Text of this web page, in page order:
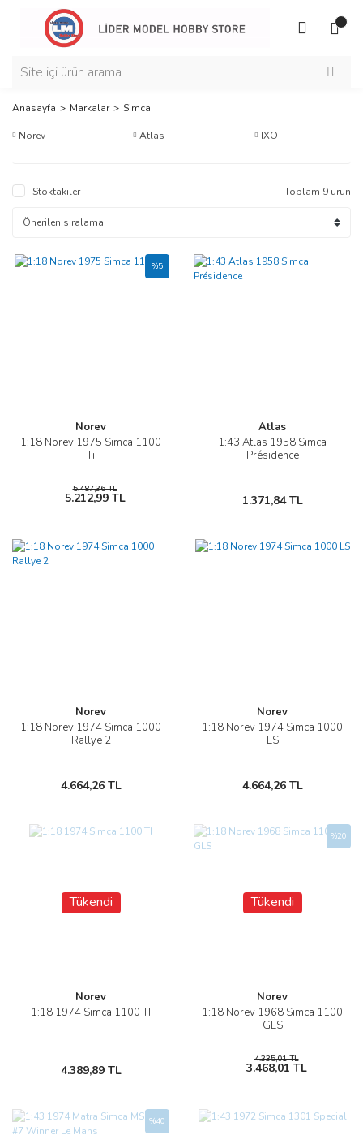
Anasayfa Markalar Simca
Norev Atlas IXO
Stoktakiler Toplam 9 ürün
Norev
1:18 Norev 1975 Simca 1100
Ti
%5
5.487,36 TL
5.212,99 TL
Atlas
1:43 Atlas 1958 Simca
Présidence
1.371,84 TL
Norev
1:18 Norev 1974 Simca 1000
Rallye 2
4.664,26 TL
Norev
1:18 Norev 1974 Simca 1000
LS
4.664,26 TL
Tükendi
Norev
1:18 1974 Simca 1100 TI
4.389,89 TL
Tükendi
Norev
1:18 Norev 1968 Simca 1100
GLS
%20
4.335,01 TL
3.468,01 TL
%40